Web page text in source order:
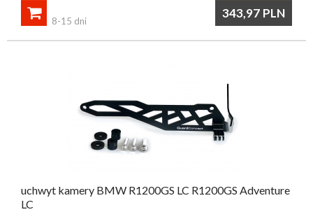
343,97 PLN

8-15 dni
uchwyt kamery BMW R1200GS LC R1200GS Adventure
LC